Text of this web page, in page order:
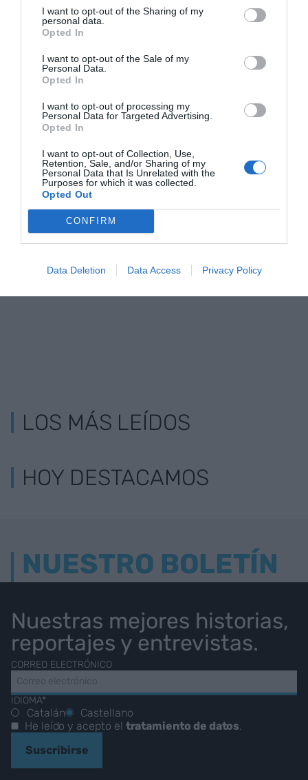
I want to opt-out of the Sharing of my
personal data.
Opted In
I want to opt-out of the Sale of my
Personal Data.
Opted In
I want to opt-out of processing my
Personal Data for Targeted Advertising.
Opted In
I want to opt-out of Collection, Use,
Retention, Sale, and/or Sharing of my
Personal Data that Is Unrelated with the
Purposes for which it was collected.
Opted Out
CONFIRM
Data Deletion Data Access Privacy Policy
RELACIONADAS
El Govern y el ICF
abren ayudas para
la crisis de
suministros
El Ayuntamiento de
Avalis prorrogan la
línea de
B·Crèdit
LOS MÁS LEÍDOS
HOY DESTACAMOS
NUESTRO BOLETÍN
Nuestras mejores historias,
reportajes y entrevistas.
CORREO ELECTRÓNICO
IDIOMA*
Catalán
Castellano
He leído y acepto el tratamiento de datos
Suscribirse